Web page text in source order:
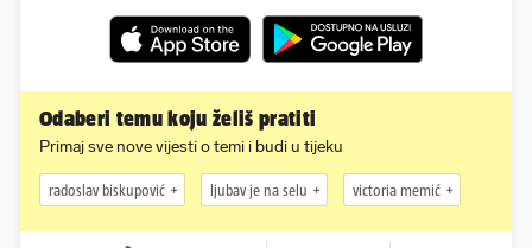
Odaberi temu koju želiš pratiti
Primaj sve nove vijesti o temi i budi u tijeku
radoslav biskupović ljubav je na selu victoria memić